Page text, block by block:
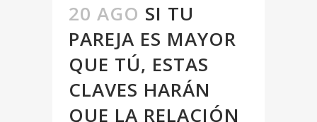
20 AGO SI TU
PAREJA ES MAYOR
QUE TÚ, ESTAS
CLAVES HARÁN
QUE LA RELACIÓN